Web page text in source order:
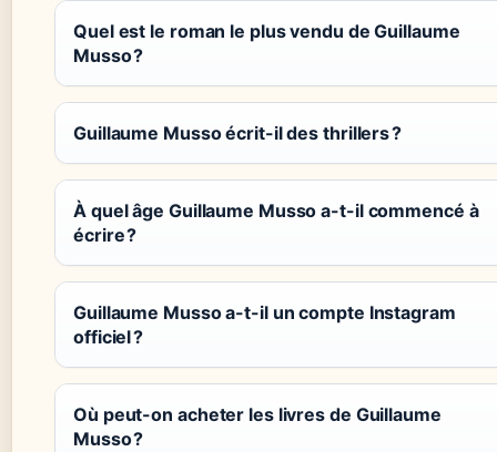
Quel est le roman le plus vendu de Guillaume
Musso ?
Guillaume Musso écrit-il des thrillers ?
À quel âge Guillaume Musso a-t-il commencé à
écrire ?
Guillaume Musso a-t-il un compte Instagram
officiel ?
Où peut-on acheter les livres de Guillaume
Musso ?